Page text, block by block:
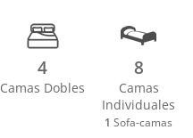
4
Camas Dobles
8
Camas
Individuales
1 Sofa-camas